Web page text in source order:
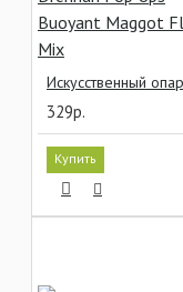
329р.
Купить